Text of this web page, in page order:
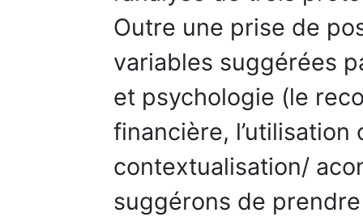
Outre une prise de
variables suggérées
et psychologie (le
financière,
contextualisation/
suggérons de